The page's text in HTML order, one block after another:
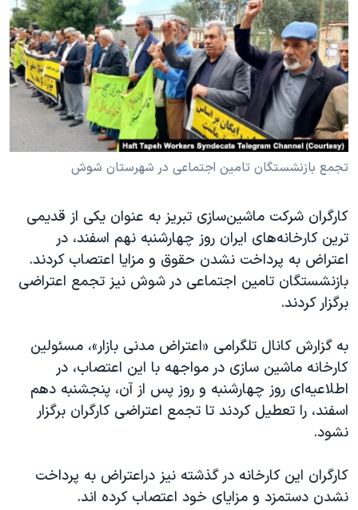
فرهنگ و زندگی
حقوق شهروندی
اقتصادی
علم و فناوری
اسرائیل در جنگ
مستندها
انتخابات ریاست جمهوری آمریکا ۲۰۲۴
حمله جمهوری اسلامی به اسرائیل
رمز مهسا
ورزش زنان در ایران
اعتراضات زن، زندگی، آزادی
تریبونال مردمی آبان ۹۸
دادگاه حمید نوری
چهل سال گروگان‌گیری
قانون شفافیت دارائی کادر رهبری ایران
اسرائیل در جنگ
نرگس محمدی برنده جایزه نوبل صلح
همایش محافظه‌کاران آمریکا «سی‌پک»
سفر پرزیدنت ترامپ به چین
دنبال کنید
زبانهای مختلف
تجمع بازنشستگان تامین اجتماعی در شهرستان شوش
کارگران شرکت ماشین‌سازی تبریز به عنوان یکی از قدیمی
ترین کارخانه‌های ایران روز چهارشنبه نهم اسفند، در
اعتراض به پرداخت نشدن حقوق و مزایا اعتصاب کردند.
بازنشستگان تامین اجتماعی در شوش نیز تجمع اعتراضی
برگزار کردند.
به گزارش کانال تلگرامی «اعتراض مدنی بازار»، مسئولین
کارخانه ماشین سازی در مواجهه با این اعتصاب، در
اطلاعیه‌ای روز چهارشنبه و روز پس از آن، پنجشنبه دهم
اسفند، را تعطیل کردند تا تجمع اعتراضی کارگران برگزار
نشود.
کارگران این کارخانه در گذشته نیز دراعتراض به پرداخت
نشدن دستمزد و مزایای خود اعتصاب کرده اند.